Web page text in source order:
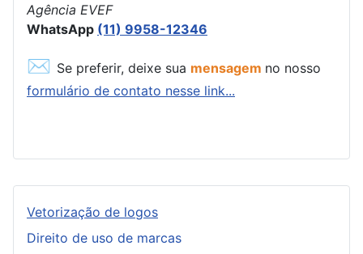
Vetorização de logos
Direito de uso de marcas
Agência EVEF
WhatsApp (11) 9958-12346
✉ Se preferir, deixe sua mensagem no nosso
formulário de contato nesse link...